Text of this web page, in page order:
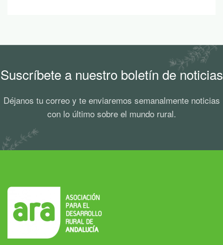
Suscríbete a nuestro boletín de noticias
Déjanos tu correo y te enviaremos semanalmente noticias
con lo último sobre el mundo rural.